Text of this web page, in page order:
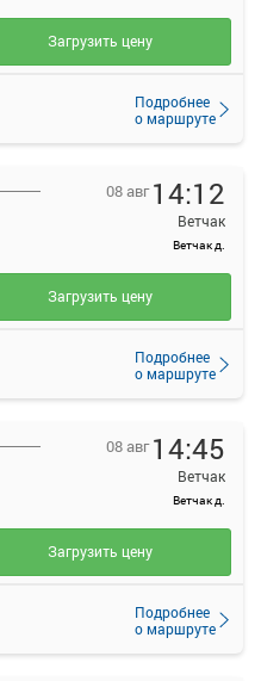
Подробнее
о маршруте
Загрузить цену
08 авг 14:12
Ветчак
Ветчак д.
Подробнее
о маршруте
Загрузить цену
08 авг 14:45
Ветчак
Ветчак д.
Подробнее
о маршруте
Загрузить цену